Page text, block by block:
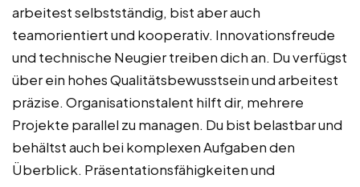
arbeitest selbstständig, bist aber auch
teamorientiert und kooperativ. Innovationsfreude
und technische Neugier treiben dich an. Du verfügst
über ein hohes Qualitätsbewusstsein und arbeitest
präzise. Organisationstalent hilft dir, mehrere
Projekte parallel zu managen. Du bist belastbar und
behältst auch bei komplexen Aufgaben den
Überblick. Präsentationsfähigkeiten und